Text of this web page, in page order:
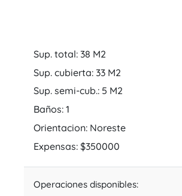
Sup. total: 38 M2
Sup. cubierta: 33 M2
Sup. semi-cub.: 5 M2
Baños: 1
Orientacion: Noreste
Expensas: $350000
Operaciones disponibles: